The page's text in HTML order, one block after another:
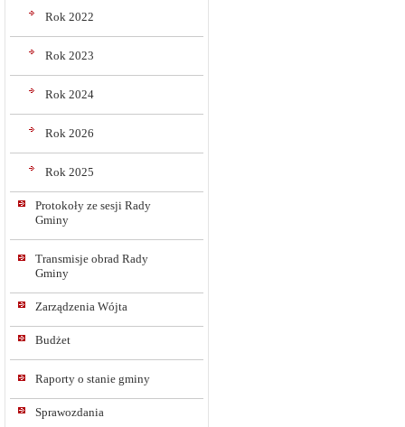
Rok 2022
Rok 2023
Rok 2024
Rok 2026
Rok 2025
Protokoły ze sesji Rady
Gminy
Transmisje obrad Rady
Gminy
Zarządzenia Wójta
Budżet
Raporty o stanie gminy
Sprawozdania